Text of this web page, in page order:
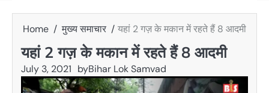
Home मुख्य समाचार यहां 2 गज़ के मकान में रहते हैं 8 आदमी
यहां 2 गज़ के मकान में रहते हैं 8 आदमी
July 3, 2021 byBihar Lok Samvad